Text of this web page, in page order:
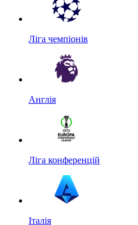
Ліга чемпіонів
Англія
Ліга конференцій
Італія